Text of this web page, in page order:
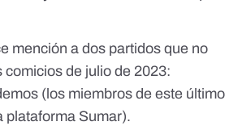
mención a dos partidos que no
comicios de julio de 2023:
(los miembros de este último
plataforma Sumar).